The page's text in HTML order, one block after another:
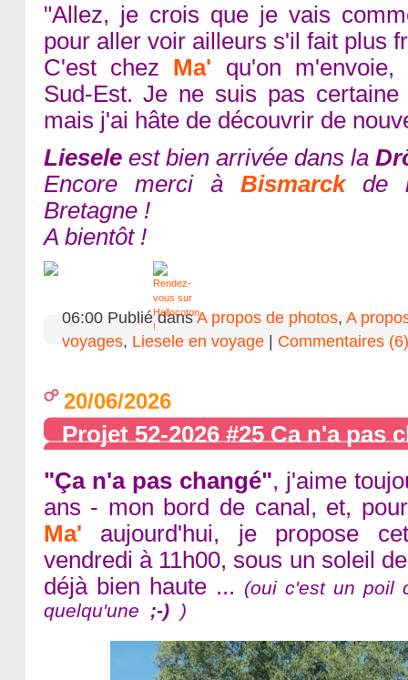
"Allez, je crois que je vais
pour aller voir ailleurs s'il fait plus
C'est chez Ma' qu'on m'envoie,
Sud-Est. Je ne suis pas
mais j'ai hâte de découvrir de
Lieseleest bien arrivée dans la
Encore merci à Bismarckde
Bretagne !
A bientôt !
06:00 Publié dansA propos de photos, A
voyages, Liesele en voyage| Commentaires (6)
20/06/2026
Projet 52-2026 #25 Ca n'a pas
"Ça n'a pas changé", j'aime
ans - mon bord de canal, et,
Ma' aujourd'hui, je propose
vendredi à 11h00, sous un soleil
déjà bien haute ... (oui c'est un poil
quelqu'une ;-))